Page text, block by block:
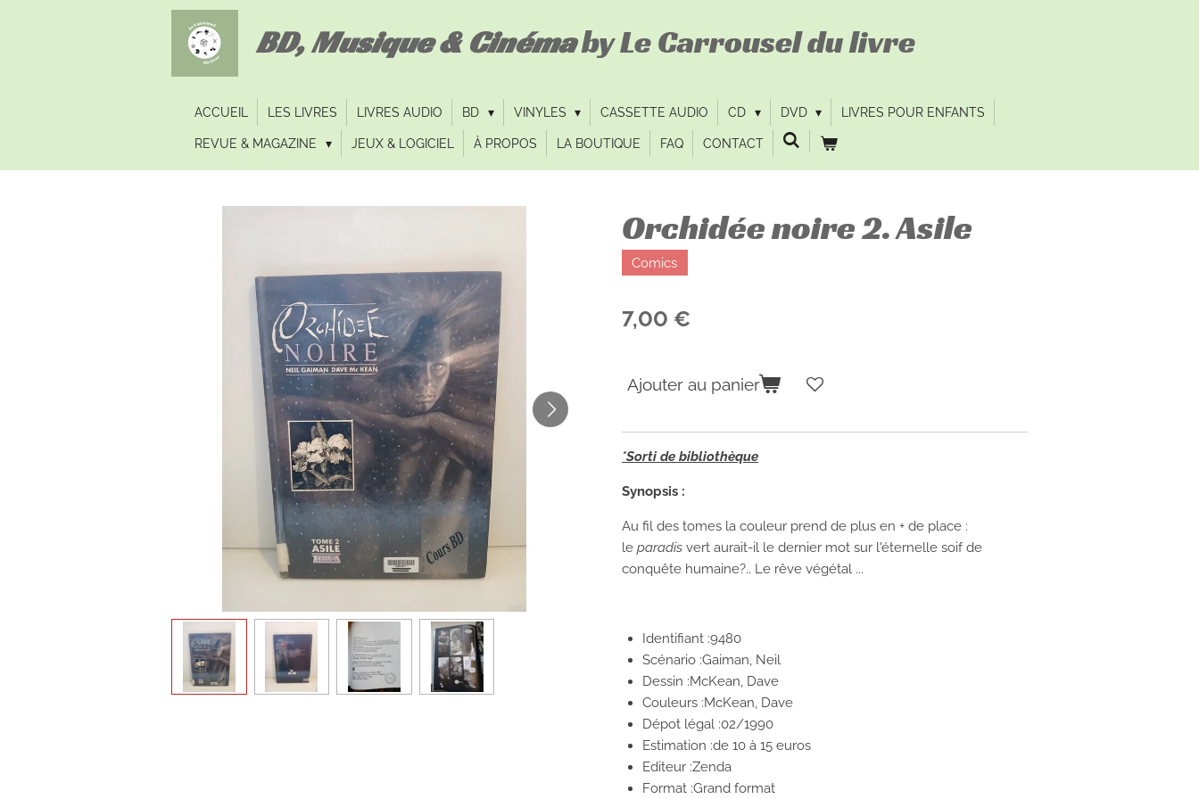
BD, Musique & Cinémaby Le Carrousel du livre
ACCUEIL LES LIVRES LIVRES AUDIO BD VINYLES CASSETTE AUDIO CD DVD LIVRES POUR ENFANTS
REVUE & MAGAZINE JEUX & LOGICIEL À PROPOS LA BOUTIQUE FAQ CONTACT
Orchidée noire 2. Asile
Comics
7,00 €
Ajouter au panier
*Sorti de bibliothèque
Synopsis :
Au fil des tomes la couleur prend de plus en + de place :
le paradis vert aurait-il le dernier mot sur l'éternelle soif de
conquête humaine?.. Le rêve végétal ...
Identifiant :9480
Scénario :Gaiman, Neil
Dessin :McKean, Dave
Couleurs :McKean, Dave
Dépot légal :02/1990
Estimation :de 10 à 15 euros
Editeur :Zenda
Format :Grand format